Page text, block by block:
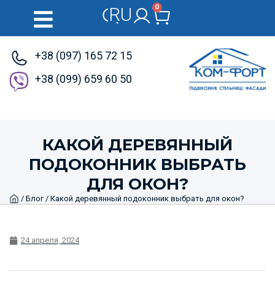
RU
UK 0
+38 (097) 165 72 15
+38 (099) 659 60 50
КАКОЙ ДЕРЕВЯННЫЙ
ПОДОКОННИК ВЫБРАТЬ
ДЛЯ ОКОН?
Home
/ Блог/ Какой деревянный подоконник выбрать для окон?
24 апреля, 2024